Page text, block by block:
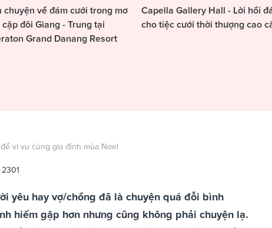
chuyện về đám cưới trong mơ
cặp đôi Giang - Trung tại
Grand Danang Resort
Capella Gallery Hall - Lời hồi
cho tiệc cưới thời thượng cao
vi vu cùng gia đình mùa Noel
yêu hay vợ/chồng đã là chuyện quá đỗi bình
hiếm gặp hơn nhưng cũng không phải chuyện lạ.